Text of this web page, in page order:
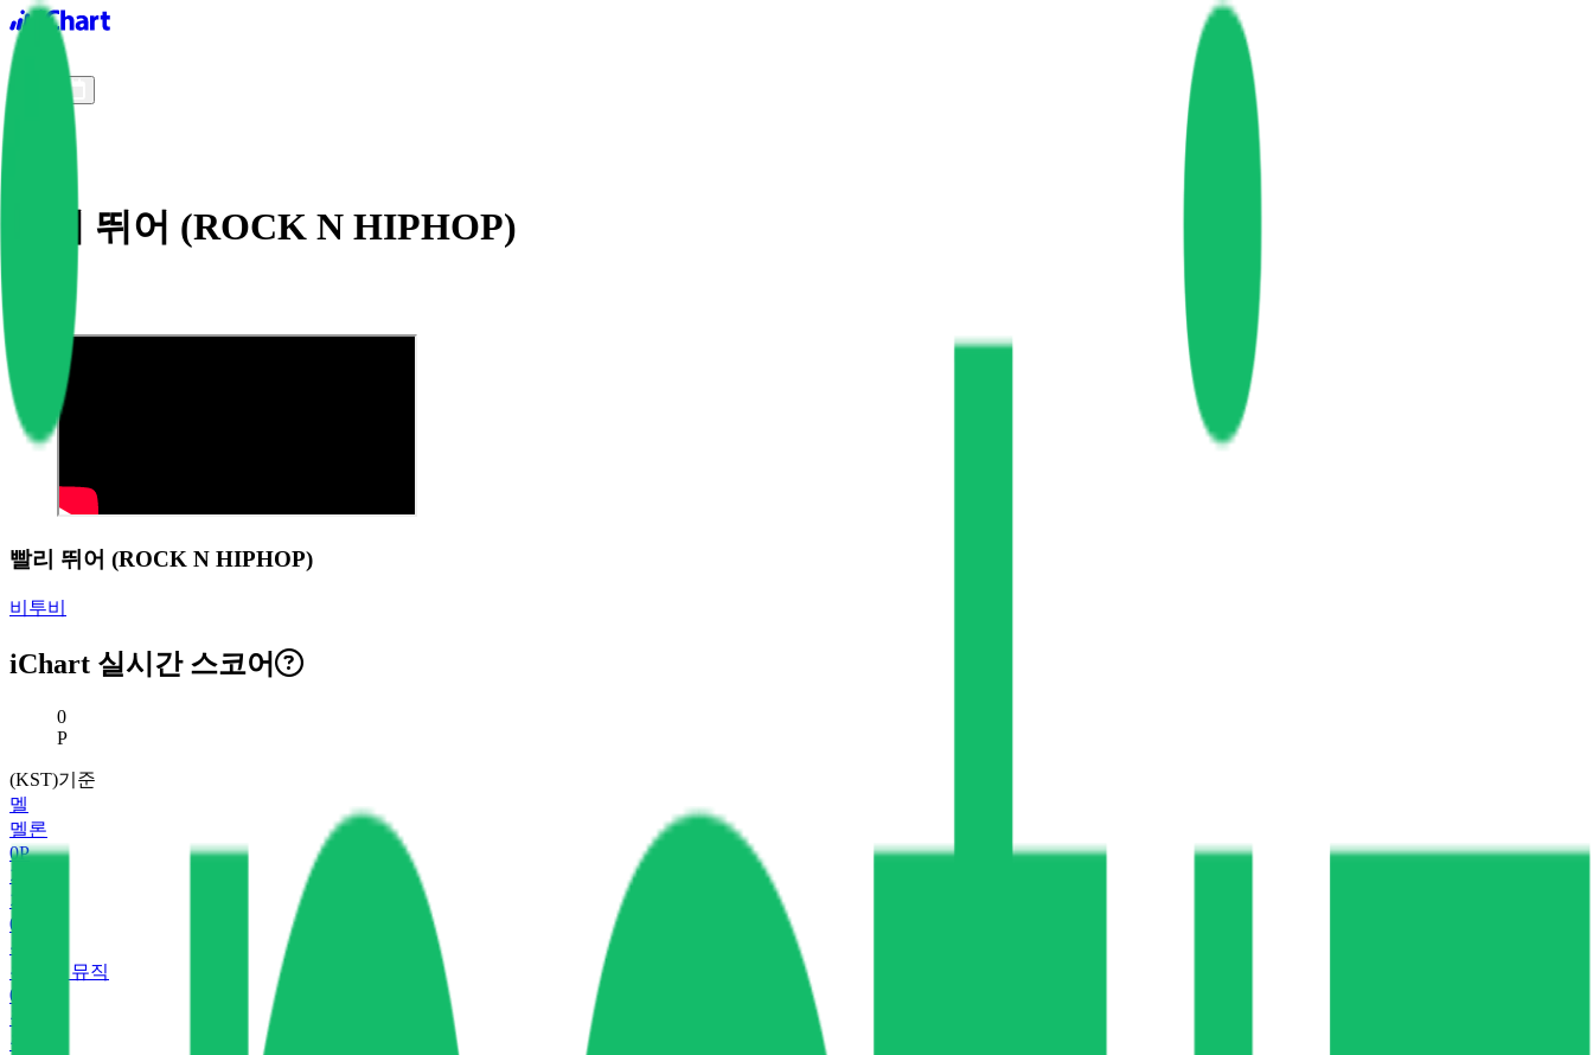
iChart logo
빨리 뛰어 (ROCK N HIPHOP)
빨리 뛰어 (ROCK N HIPHOP)
비투비
iChart 실시간 스코어
현재 스코어
0
P
(KST)기준
멜
멜론
0P
지
지니
0
유
유튜브 뮤직
0
플
플로